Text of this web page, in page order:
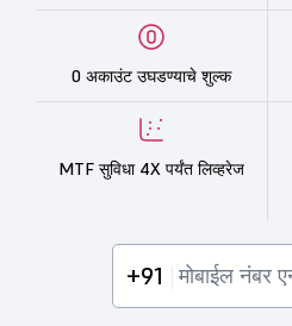
0 अकाउंट उघडण्याचे शुल्क
MTF सुविधा 4X पर्यंत लिव्हरेज
+91